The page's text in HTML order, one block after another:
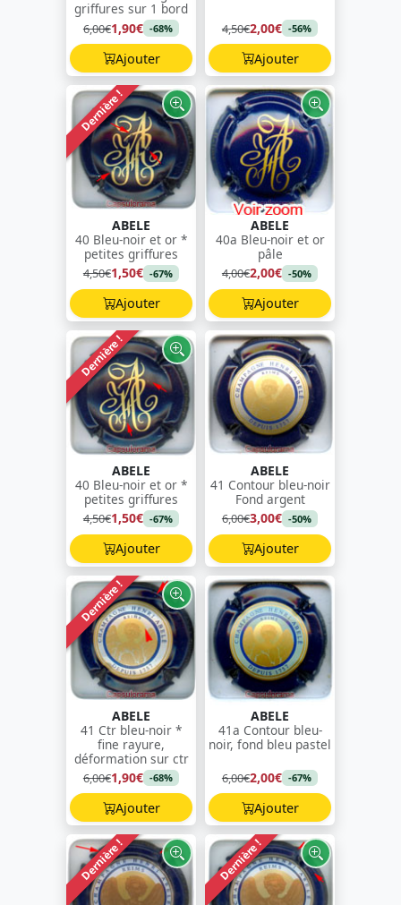
griffures sur 1 bord
6,00€1,90€ -68%
Ajouter
4,50€2,00€ -56%
Ajouter
Dernière !
ABELE
40 Bleu-noir et or *
petites griffures
4,50€1,50€ -67%
Ajouter
ABELE
40a Bleu-noir et or
pâle
4,00€2,00€ -50%
Ajouter
Dernière !
ABELE
40 Bleu-noir et or *
petites griffures
4,50€1,50€ -67%
Ajouter
ABELE
41 Contour bleu-noir
Fond argent
6,00€3,00€ -50%
Ajouter
Dernière !
ABELE
41 Ctr bleu-noir *
fine rayure,
déformation sur ctr
6,00€1,90€ -68%
Ajouter
ABELE
41a Contour bleu-
noir, fond bleu pastel
6,00€2,00€ -67%
Ajouter
Dernière ! Dernière !